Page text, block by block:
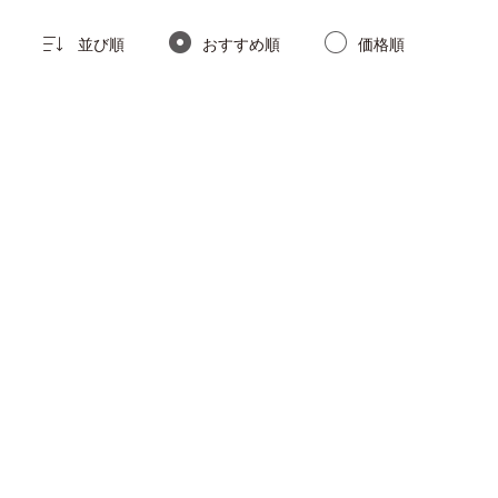
並び順 おすすめ順 価格順